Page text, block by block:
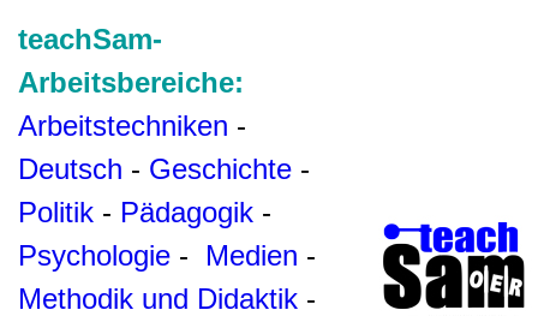
teachSam-
Arbeitsbereiche:
Arbeitstechniken -
Deutsch - Geschichte -
Politik - Pädagogik -
Psychologie - Medien -
Methodik und Didaktik -